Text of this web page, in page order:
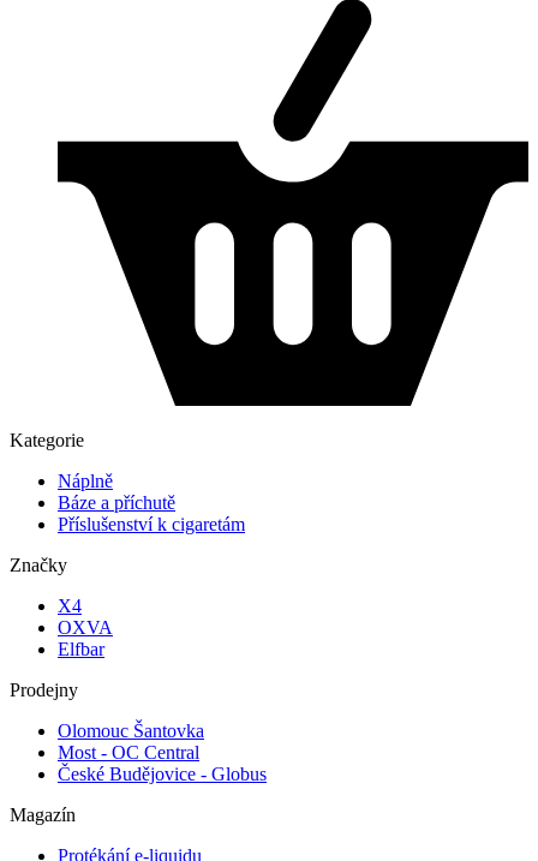
Kategorie
Náplně
Báze a příchutě
Příslušenství k cigaretám
Značky
X4
OXVA
Elfbar
Prodejny
Olomouc Šantovka
Most - OC Central
České Budějovice - Globus
Magazín
Protékání e-liquidu